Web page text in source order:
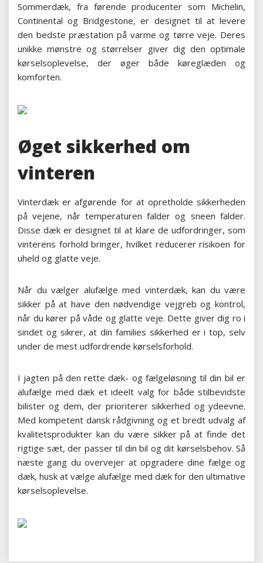
Sommerdæk, fra førende producenter som Michelin,
Continental og Bridgestone, er designet til at levere
den bedste præstation på varme og tørre veje. Deres
unikke mønstre og størrelser giver dig den optimale
kørselsoplevelse, der øger både køreglæden og
komforten.
Øget sikkerhed om
vinteren
Vinterdæk er afgørende for at opretholde sikkerheden
på vejene, når temperaturen falder og sneen falder.
Disse dæk er designet til at klare de udfordringer, som
vinterens forhold bringer, hvilket reducerer risikoen for
uheld og glatte veje.
Når du vælger alufælge med vinterdæk, kan du være
sikker på at have den nødvendige vejgreb og kontrol,
når du kører på våde og glatte veje. Dette giver dig ro i
sindet og sikrer, at din families sikkerhed er i top, selv
under de mest udfordrende kørselsforhold.
I jagten på den rette dæk- og fælgeløsning til din bil er
alufælge med dæk et ideelt valg for både stilbevidste
bilister og dem, der prioriterer sikkerhed og ydeevne.
Med kompetent dansk rådgivning og et bredt udvalg af
kvalitetsprodukter kan du være sikker på at finde det
rigtige sæt, der passer til din bil og dit kørselsbehov. Så
næste gang du overvejer at opgradere dine fælge og
dæk, husk at vælge alufælge med dæk for den ultimative
kørselsoplevelse.